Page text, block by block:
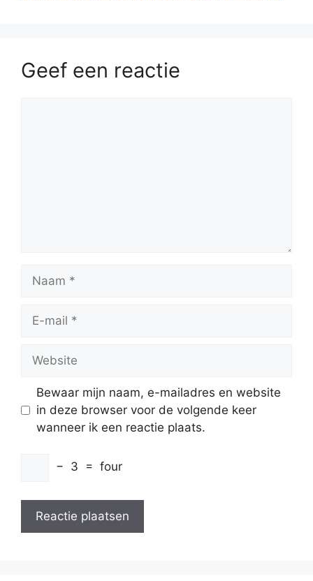
Geef een reactie
mail
Bewaar mijn naam, e-mailadres en website
in deze browser voor de volgende keer
wanneer ik een reactie plaats.
− 3 = four